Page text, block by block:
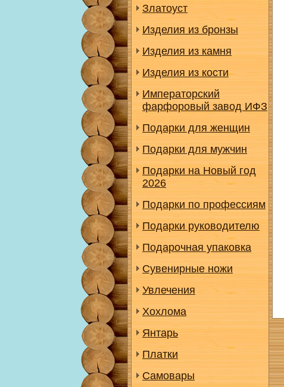
Златоуст
Изделия из бронзы
Изделия из камня
Изделия из кости
Императорский
фарфоровый завод ИФЗ
Подарки для женщин
Подарки для мужчин
Подарки на Новый год
2026
Подарки по профессиям
Подарки руководителю
Подарочная упаковка
Сувенирные ножи
Увлечения
Хохлома
Янтарь
Платки
Самовары